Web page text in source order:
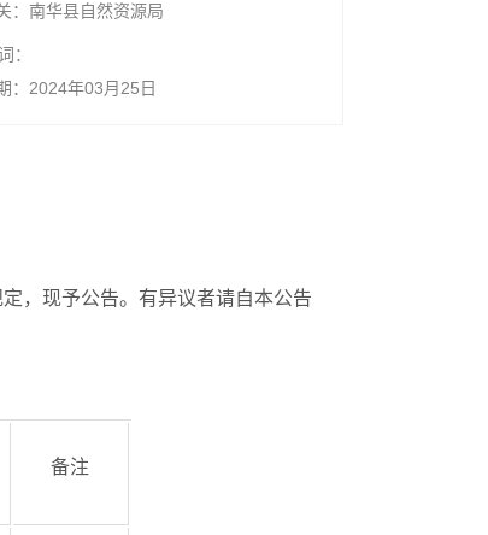
：南华县自然资源局
：
：2024年03月25日
，现予公告。有异议者请自本公告
备注